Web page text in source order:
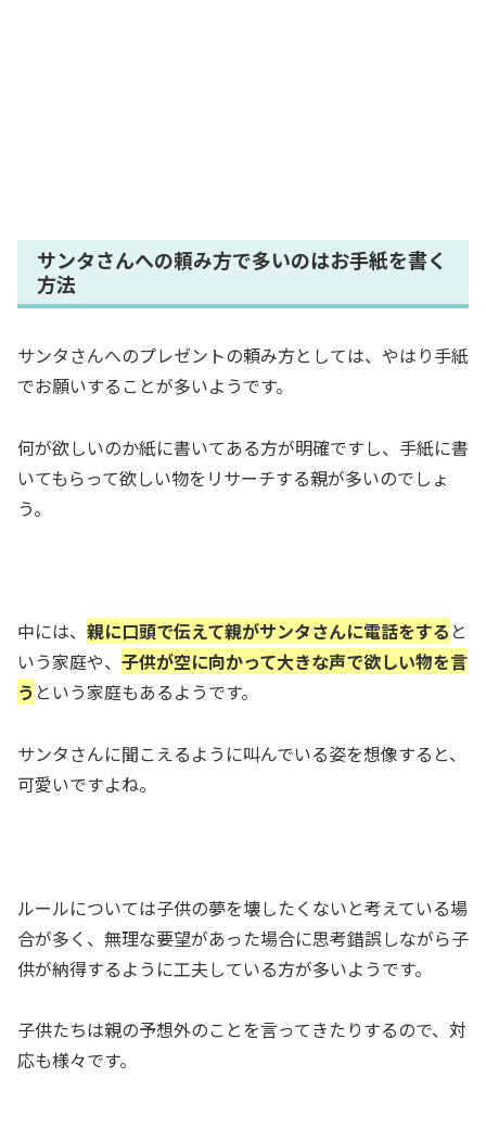
サンタさんへの頼み方で多いのはお手紙を書く
方法
サンタさんへのプレゼントの頼み方としては、やはり手紙
でお願いすることが多いようです。
何が欲しいのか紙に書いてある方が明確ですし、手紙に書
いてもらって欲しい物をリサーチする親が多いのでしょ
う。
中には、 親に口頭で伝えて親がサンタさんに電話をする と
いう家庭や、 子供が空に向かって大きな声で欲しい物を言
う という家庭もあるようです。
サンタさんに聞こえるように叫んでいる姿を想像すると、
可愛いですよね。
ルールについては子供の夢を壊したくないと考えている場
合が多く、無理な要望があった場合に思考錯誤しながら子
供が納得するように工夫している方が多いようです。
子供たちは親の予想外のことを言ってきたりするので、対
応も様々です。